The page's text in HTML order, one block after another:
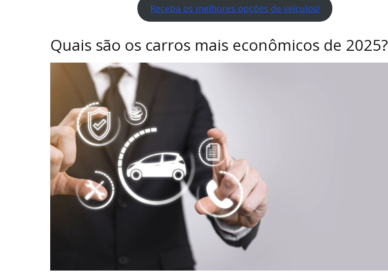
Receba os melhores opções de veículos!
Quais são os carros mais econômicos de 2025?